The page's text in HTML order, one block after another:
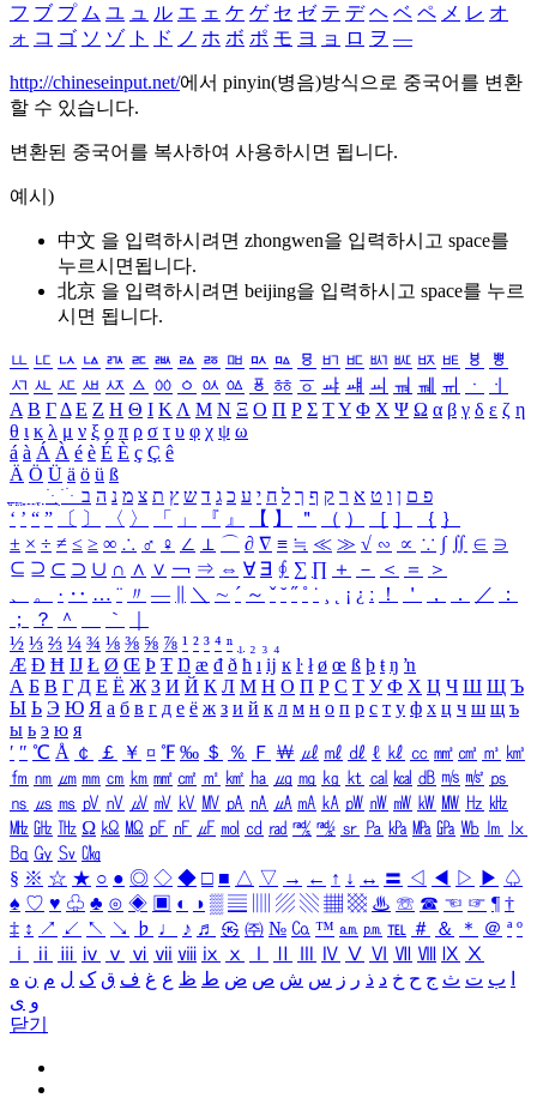
フ ブ プ ム ユ ュ ル エ ェ ケ ゲ セ ゼ テ デ ヘ ベ ペ メ レ オ
ォ コ ゴ ソ ゾ ト ド ノ ホ ボ ポ モ ヨ ョ ロ ヲ ―
http://chineseinput.net/에서 pinyin(병음)방식으로 중국어를 변환
할 수 있습니다.
변환된 중국어를 복사하여 사용하시면 됩니다.
예시)
中文 을 입력하시려면 zhongwen을 입력하시고 space를
누르시면됩니다.
北京 을 입력하시려면 beijing을 입력하시고 space를 누르
시면 됩니다.
ㅥ ㅦ ㅧ ㅨ ㅩ ㅪ ㅫ ㅬ ㅭ ㅮ ㅯ ㅰ ㅱ ㅲ ㅳ ㅴ ㅵ ㅶ ㅷ ㅸ
ㅹ
ㅺ ㅻ ㅼ ㅽ ㅾ ㅿ ㆀ ㆁ ㆂ ㆃ ㆄ ㆅ ㆆ ㆇ ㆈ ㆉ ㆊ ㆋ ㆌ ㆍ
ㆎ
Α Β ΓΔ Ε Ζ Η Θ Ι ΚΛ Μ Ν Ξ Ο Π Ρ Σ ΤΥ Φ Χ Ψ Ω α β γ δ ε ζ η
θ ι κ λ μ ν ξ ο π ρ σ τ υ φ χ ψ ω
á à Á À é è É È ç Ç ê
Ä Ö Ü ä ö ü ß
ִֶֹ ֻּ ׁׂ פ ם ן ו ט א ר ק ף ך ל ח י ע כ ג ד ש ץ ת צ מ נ ה ב
‘ ’ “ ” 〔 〕 〈 〉 「 」 『 』 【 】 ＂ （ ） ［ ］ ｛ ｝
± × ÷ ≠ ≤ ≥ ∞ ∴ ♂ ♀ ∠ ⊥ ⌒ ∂ ∇ ≡ ≒ ≪ ≫ √ ∽ ∝ ∵ ∫ ∬ ∈ ∋
⊆ ⊇ ⊂ ⊃ ∪ ∩ ∧ ∨ ￢ ⇒ ⇔ ∀ ∃ ∮ ∑ ∏ ＋ － ＜ ＝
＞
、
。 · ‥ … ¨ 〃 ― ＼ ∼ ´ ～ ˇ ˘ ˝ ˚ ˙ ¸ ¡ ¿ ː ！ ＇ ， ． ／
：
；
？ ＾ ｀
½ ⅓ ⅔ ¼ ¾ ⅛ ⅜ ⅝ ⅞ ¹ ² ³ ⁴ ⁿ ₁ ₂ ₃ ₄
Æ Ð Ħ Ĳ Ł Ø Œ Þ Ŧ Ŋ æ đ ð ħ ı ĳ ĸ ŀ ł ø œ ß þ ŧ ŋ ŉ
А Б В Г Д Е Ё Ж З И Й К Л М Н О П Р С Т У Ф Х Ц Ч Ш Щ Ъ
Ы Ь Э Ю Я а б в г д е ё ж з и й к л м н о п р с т у ф х ц ч ш щ ъ
ы ь э ю я
′ ″ ℃ Å ￠ ￡ ￥ ¤ ℉ ‰ ＄ ％ Ｆ ￦ ㎕ ㎖ ㎗ ℓ ㎘ ㏄ ㎣ ㎤ ㎥ ㎦
㎙ ㎚ ㎛ ㎜ ㎝ ㎞ ㎟ ㎠ ㎡ ㎢ ㏊ ㎍ ㎎ ㎏ ㏏ ㎈ ㎉ ㏈ ㎧ ㎨ ㎰
㎱ ㎲ ㎳ ㎴ ㎵ ㎶ ㎷ ㎸ ㎹ ㎀ ㎁ ㎂ ㎃ ㎄ ㎺ ㎻ ㎽ ㎾ ㎿ ㎐ ㎑
㎒ ㎓ ㎔ Ω ㏀ ㏁ ㎊ ㎋ ㎌ ㏖ ㏅ ㎭ ㎮ ㎯ ㏛ ㎩ ㎪ ㎫ ㎬ ㏝ ㏐
㏓
㏃ ㏉ ㏜ ㏆
§ ※ ☆ ★ ○ ● ◎ ◇ ◆ □ ■ △ ▽ → ← ↑ ↓ ↔ 〓 ◁ ◀ ▷ ▶ ♤
♠ ♡ ♥ ♧ ♣ ⊙ ◈ ▣ ◐ ◑ ▒ ▤ ▨ ▧ ▦ ▩ ♨ ☏ ☎ ☜ ☞ ¶ †
‡ ↕ ↗ ↙ ↖ ↘ ♭ ♩ ♪ ♬ ㉿ ㈜ № ㏇ ™ ㏂ ㏘ ℡ ＃ ＆ ＊ ＠ ª º
ⅰ
ⅱ ⅲ ⅳ ⅴ ⅵ ⅶ ⅷ ⅸ ⅹ Ⅳ Ⅴ Ⅵ Ⅶ Ⅷ Ⅸ Ⅹ
ب ت ث ج ح خ د ذ ر ز س ش ص ض ط ظ ع غ ف ق ک ل م ن ه
و ی
닫기